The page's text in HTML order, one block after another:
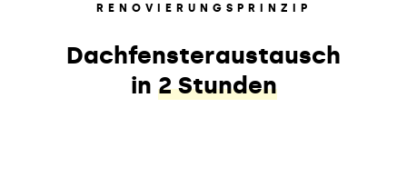
RENOVIERUNGSPRINZIP
Dachfensteraustausch
in 2 Stunden